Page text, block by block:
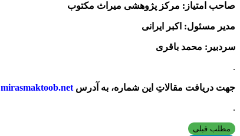
صاحب امتیاز: مرکز پژوهشی میراث مکتوب
مدیر مسئول: اکبر ایرانی
سردبیر: محمد باقری
.
جهت دریافت مقالاتِ این شماره، به آدرس mirasmaktoob.net
.
مطلب قبلی